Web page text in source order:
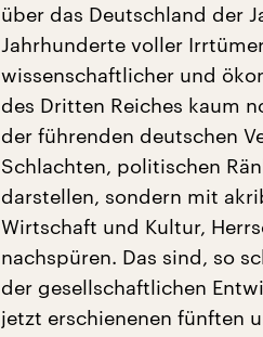
über das Deutschland der
Jahrhunderte voller
wissenschaftlicher und
des Dritten Reiches kaum
der führenden deutschen
Schlachten, politischen
darstellen, sondern mit
Wirtschaft und Kultur,
nachspüren. Das sind, so
der gesellschaftlichen
jetzt erschienenen fünften